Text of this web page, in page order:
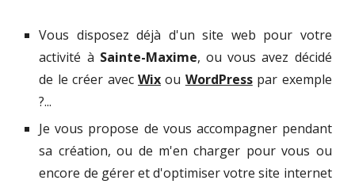
Vous disposez déjà d'un site web pour votre
activité à Sainte-Maxime, ou vous avez décidé
de le créer avec Wix ou WordPress par exemple
?...
Je vous propose de vous accompagner pendant
sa création, ou de m'en charger pour vous ou
encore de gérer et d'optimiser votre site internet